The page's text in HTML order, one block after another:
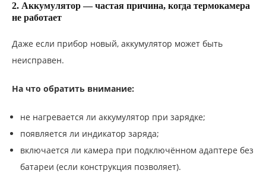
2. Аккумулятор — частая причина, когда термокамера
не работает
Даже если прибор новый, аккумулятор может быть
неисправен.
На что обратить внимание:
не нагревается ли аккумулятор при зарядке;
появляется ли индикатор заряда;
включается ли камера при подключённом адаптере без
батареи (если конструкция позволяет).